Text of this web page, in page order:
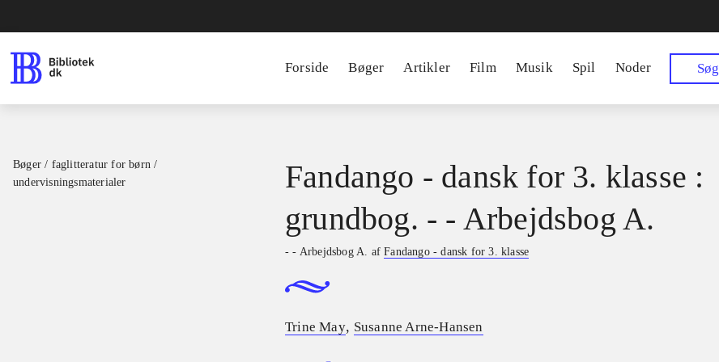
Forside Bøger Artikler Film Musik Spil Noder Søg
Bøger / faglitteratur for børn /
undervisningsmaterialer
Fandango - dansk for 3. klasse :
grundbog. - - Arbejdsbog A.
- - Arbejdsbog A. afFandango - dansk for 3. klasse
Trine May, Susanne Arne-Hansen